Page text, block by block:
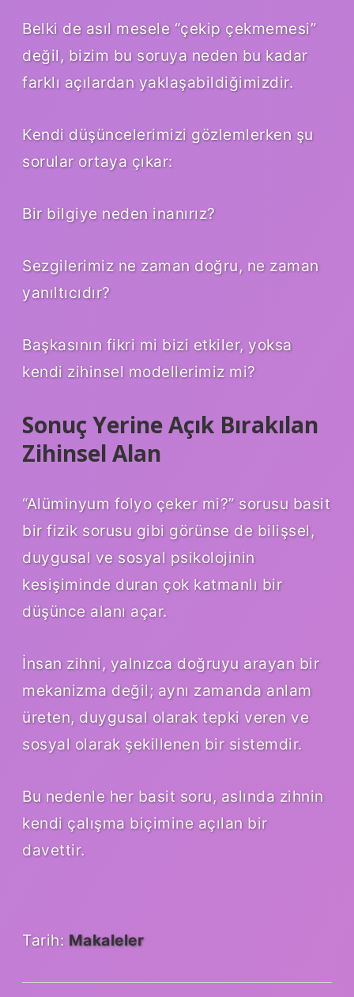
Belki de asıl mesele “çekip çekmemesi”
değil, bizim bu soruya neden bu kadar
farklı açılardan yaklaşabildiğimizdir.
Kendi düşüncelerimizi gözlemlerken şu
sorular ortaya çıkar:
Bir bilgiye neden inanırız?
Sezgilerimiz ne zaman doğru, ne zaman
yanıltıcıdır?
Başkasının fikri mi bizi etkiler, yoksa
kendi zihinsel modellerimiz mi?
Sonuç Yerine Açık Bırakılan
Zihinsel Alan
“Alüminyum folyo çeker mi?” sorusu basit
bir fizik sorusu gibi görünse de bilişsel,
duygusal ve sosyal psikolojinin
kesişiminde duran çok katmanlı bir
düşünce alanı açar.
İnsan zihni, yalnızca doğruyu arayan bir
mekanizma değil; aynı zamanda anlam
üreten, duygusal olarak tepki veren ve
sosyal olarak şekillenen bir sistemdir.
Bu nedenle her basit soru, aslında zihnin
kendi çalışma biçimine açılan bir
davettir.
Tarih: Makaleler